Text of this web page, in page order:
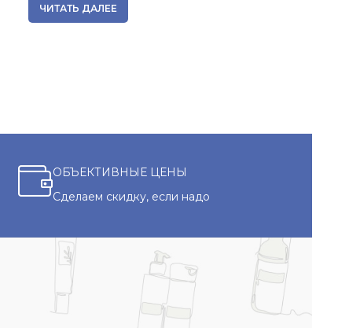
ЧИТАТЬ ДАЛЕЕ
ОБЪЕКТИВНЫЕ ЦЕНЫ
Сделаем скидку, если надо